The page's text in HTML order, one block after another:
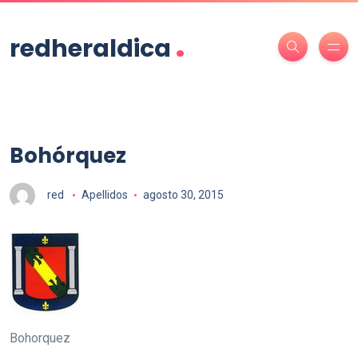
redheraldica .
Bohórquez
red Apellidos agosto 30, 2015
Bohorquez